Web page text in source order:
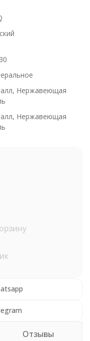
Нержавеющая
Нержавеющая
Отзывы